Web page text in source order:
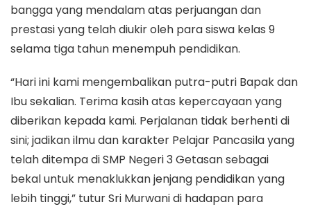
bangga yang mendalam atas perjuangan dan
prestasi yang telah diukir oleh para siswa kelas 9
selama tiga tahun menempuh pendidikan.
“Hari ini kami mengembalikan putra-putri Bapak dan
Ibu sekalian. Terima kasih atas kepercayaan yang
diberikan kepada kami. Perjalanan tidak berhenti di
sini; jadikan ilmu dan karakter Pelajar Pancasila yang
telah ditempa di SMP Negeri 3 Getasan sebagai
bekal untuk menaklukkan jenjang pendidikan yang
lebih tinggi,” tutur Sri Murwani di hadapan para